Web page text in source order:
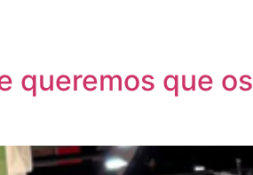
queremos que os